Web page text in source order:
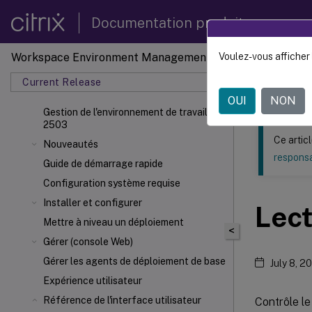
Documentation produit
Workspace Environment Management
Current Release
Gestion de l'environnement de travail
2503
Nouveautés
Guide de démarrage rapide
Configuration système requise
Installer et configurer
Mettre à niveau un déploiement
Gérer (console Web)
Gérer les agents de déploiement de base
Expérience utilisateur
Référence de l'interface utilisateur
Ce contenu a
<
Ce
July 8,
Contrôle
Voulez-vous
OUI NON